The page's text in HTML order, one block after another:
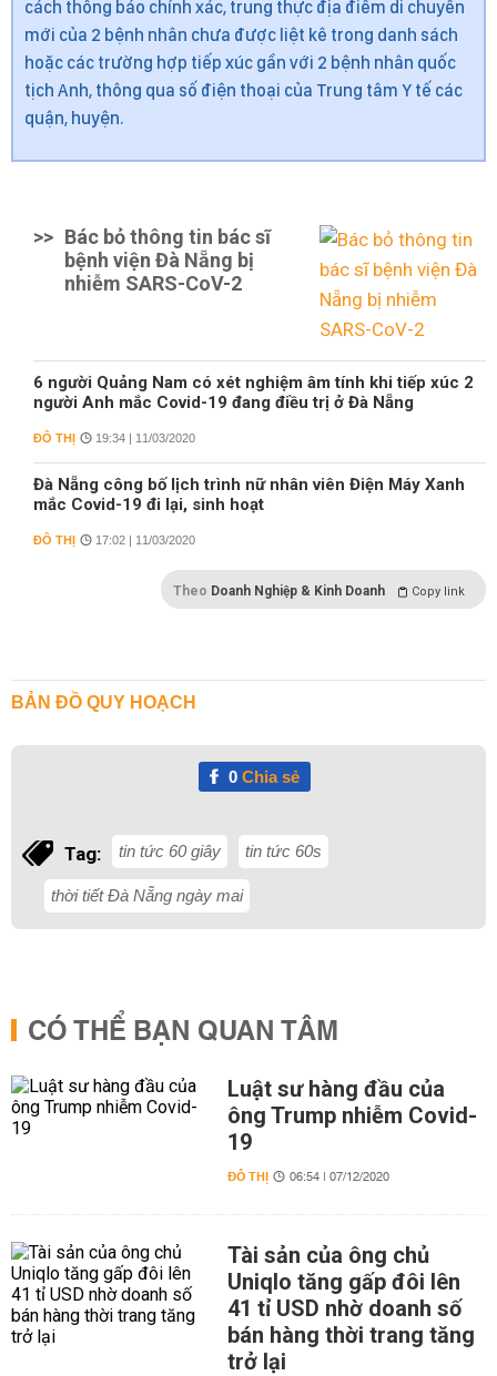
cách thông báo chính xác, trung thực địa điểm di chuyển
mới của 2 bệnh nhân chưa được liệt kê trong danh sách
hoặc các trường hợp tiếp xúc gần với 2 bệnh nhân quốc
tịch Anh, thông qua số điện thoại của Trung tâm Y tế các
quận, huyện.
>> Bác bỏ thông tin bác sĩ
bệnh viện Đà Nẵng bị
nhiễm SARS-CoV-2
6 người Quảng Nam có xét nghiệm âm tính khi tiếp xúc 2
người Anh mắc Covid-19 đang điều trị ở Đà Nẵng
ĐÔ THỊ 19:34 | 11/03/2020
Đà Nẵng công bố lịch trình nữ nhân viên Điện Máy Xanh
mắc Covid-19 đi lại, sinh hoạt
ĐÔ THỊ 17:02 | 11/03/2020
Theo Doanh Nghiệp & Kinh Doanh Copy link
BẢN ĐỒ QUY HOẠCH
0Chia sẻ
Tag: tin tức 60 giây tin tức 60s
thời tiết Đà Nẵng ngày mai
CÓ THỂ BẠN QUAN TÂM
Luật sư hàng đầu của
ông Trump nhiễm Covid-
19
ĐÔ THỊ 06:54 | 07/12/2020
Tài sản của ông chủ
Uniqlo tăng gấp đôi lên
41 tỉ USD nhờ doanh số
bán hàng thời trang tăng
trở lại